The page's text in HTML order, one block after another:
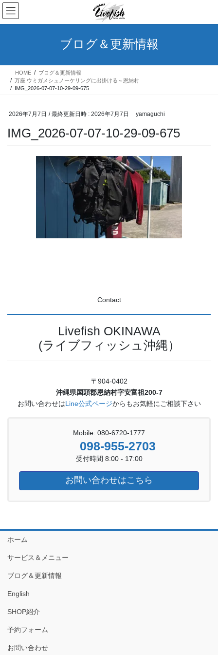
コ
ン
テ
ス
ナ
ビ
ゲ
ン
ブログ＆更新情報
HOME
ブログ＆更新情報
万座 ウミガメシュノーケリングに出掛ける～恩納村
IMG_2026-07-07-10-29-09-675
2026年7月7日 / 最終更新日時 : 2026年7月7日 yamaguchi
IMG_2026-07-07-10-29-09-675
Contact
Livefish OKINAWA
(ライブフィッシュ沖縄）
〒904-0402
沖縄県国頭郡恩納村字安富祖200-7
お問い合わせはLine公式ページからもお気軽にご相談下さい
Mobile: 080-6720-1777
098-955-2703
受付時間 8:00 - 17:00
お問い合わせはこちら
ホーム
サービス＆メニュー
ブログ＆更新情報
English
SHOP紹介
予約フォーム
お問い合わせ